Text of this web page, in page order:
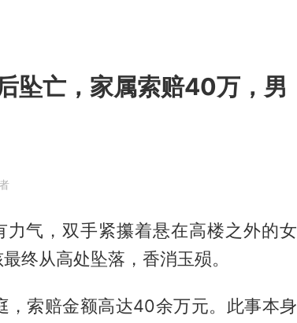
坠亡，家属索赔40万，男
气，双手紧攥着悬在高楼之外的女
终从高处坠落，香消玉殒。
，索赔金额高达40余万元。此事本身